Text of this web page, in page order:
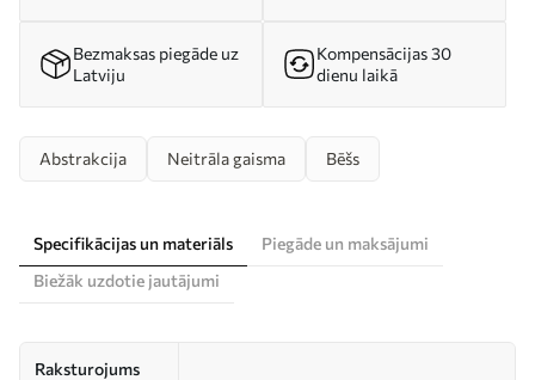
Bezmaksas piegāde uz
Latviju
Kompensācijas 30
dienu laikā
Abstrakcija Neitrāla gaisma Bēšs
Specifikācijas un materiāls
Piegāde un maksājumi
Biežāk uzdotie jautājumi
Raksturojums